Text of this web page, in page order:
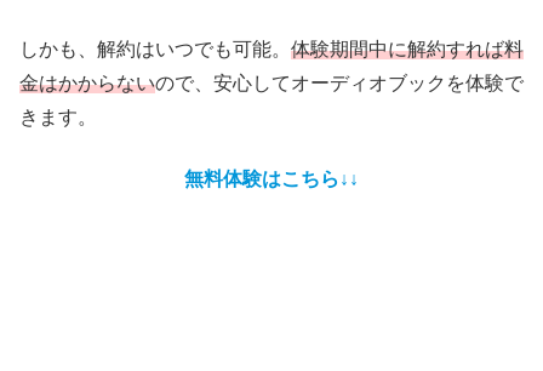
しかも、解約はいつでも可能。 体験期間中に解約すれば料
金はかからないので、安心してオーディオブックを体験で
きます。
無料体験はこちら↓↓